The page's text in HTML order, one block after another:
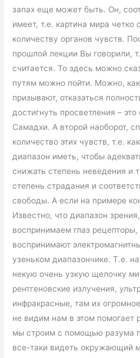
запах еще может быть. Он,
имеет, т.е. картина мира четко
количеству органов чувств.
прошлой лекции Вы говорили,
считается. То здесь можно
путям можно пойти. Можно,
призывают, отказаться
достигнуть просветления –
Самадхи. А второй наоборот,
количество этих чувств, т.е.
диапазон иметь, чтобы
снижать степень неведения и
степень страдания и
свободы. А если на примере
Известно, что диапазон
воспринимаем глаз
воспринимают
узеньком диапазончике. Т.е.
некую очень узкую щелочку
рентгеновские излучения,
инфракрасные, там их
не видим нам в этом помогает
мы строим с помощью разума
все-таки видеть окружающий